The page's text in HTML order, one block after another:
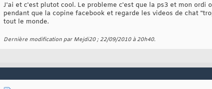
J'ai et c'est plutot cool. Le probleme c'est que la ps3 et mon ordi
pendant que la copine facebook et regarde les videos de chat
tout le monde.
Dernière modification par Mejdi20 ; 22/09/2010 à 20h40.